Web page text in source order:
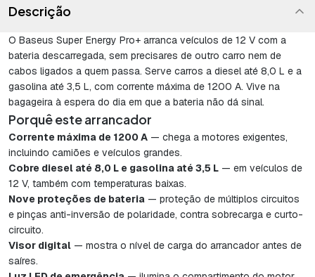
Descrição
O Baseus Super Energy Pro+ arranca veículos de 12 V com a
bateria descarregada, sem precisares de outro carro nem de
cabos ligados a quem passa. Serve carros a diesel até 8,0 L e a
gasolina até 3,5 L, com corrente máxima de 1200 A. Vive na
bagageira à espera do dia em que a bateria não dá sinal.
Porquê este arrancador
Corrente máxima de 1200 A — chega a motores exigentes,
incluindo camiões e veículos grandes.
Cobre diesel até 8,0 L e gasolina até 3,5 L — em veículos de
12 V, também com temperaturas baixas.
Nove proteções de bateria — proteção de múltiplos circuitos
e pinças anti-inversão de polaridade, contra sobrecarga e curto-
circuito.
Visor digital — mostra o nível de carga do arrancador antes de
saíres.